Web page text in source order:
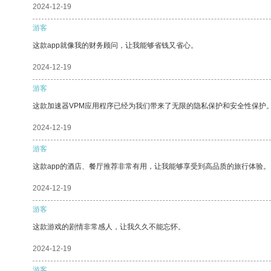
2024-12-19
游客
这款app就像我的财务顾问，让我能够省钱又省心。
2024-12-19
游客
这款加速器VPM应用程序已经为我们带来了无限的隐私保护和安全性保护
2024-12-19
游客
这款app的酒店、餐厅推荐非常有用，让我能够享受到高品质的旅行体验。
2024-12-19
游客
这款游戏的剧情非常感人，让我久久不能忘怀。
2024-12-19